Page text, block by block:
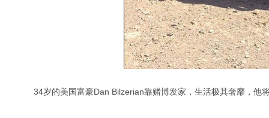
34岁的美国富豪Dan Bilzerian靠赌博发家，生活极其奢靡，他